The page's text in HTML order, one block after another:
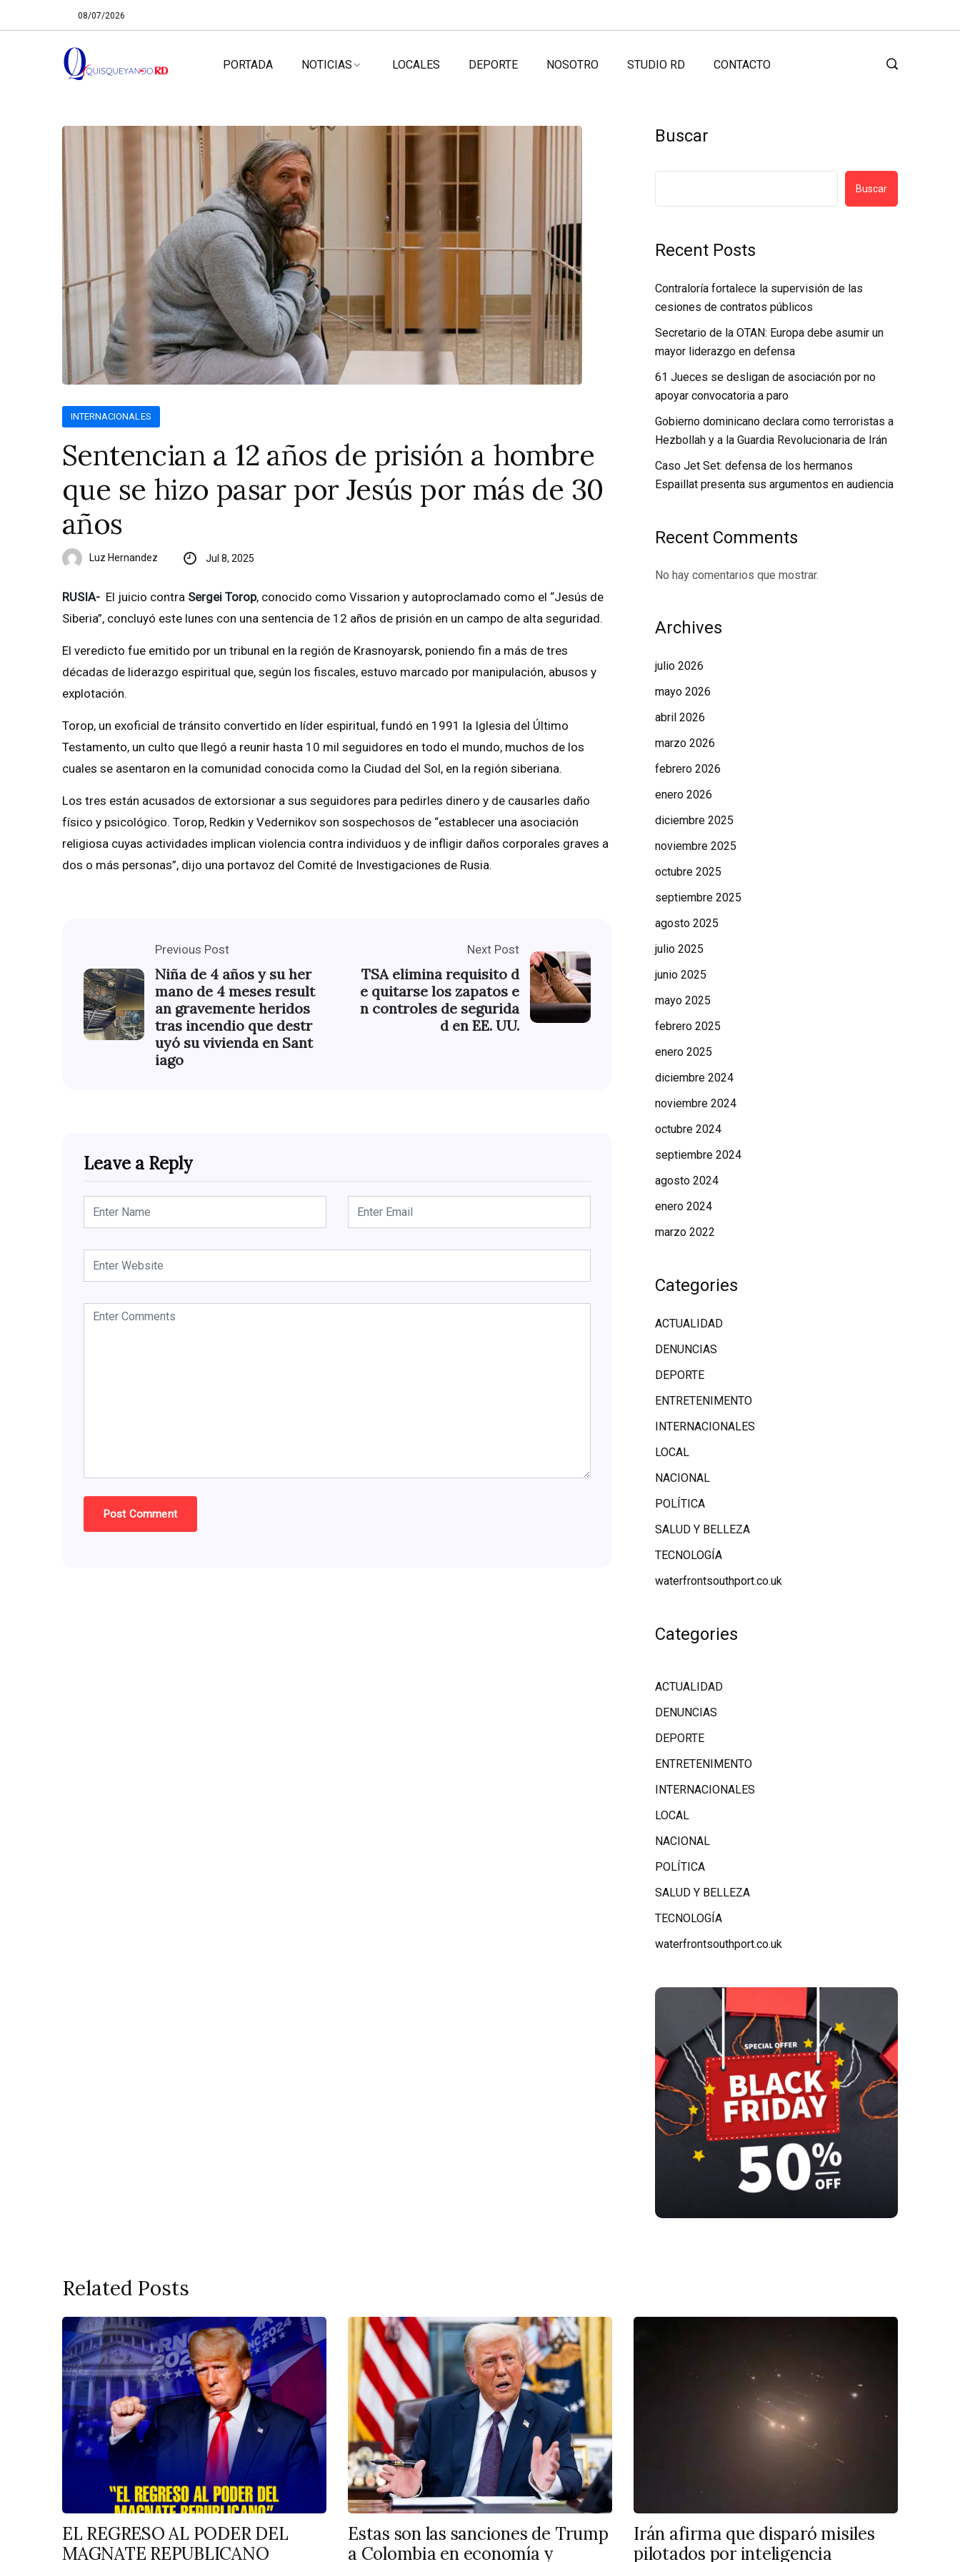
08/07/2026
PORTADA NOTICIAS LOCALES DEPORTE NOSOTRO STUDIO RD CONTACTO
INTERNACIONALES
Sentencian a 12 años de prisión a hombre
que se hizo pasar por Jesús por más de 30
años
Luz Hernandez Jul 8, 2025
RUSIA- El juicio contra Sergei Torop, conocido como Vissarion y autoproclamado como el “Jesús de
Siberia”, concluyó este lunes con una sentencia de 12 años de prisión en un campo de alta seguridad.
El veredicto fue emitido por un tribunal en la región de Krasnoyarsk, poniendo fin a más de tres
décadas de liderazgo espiritual que, según los fiscales, estuvo marcado por manipulación, abusos y
explotación.
Torop, un exoficial de tránsito convertido en líder espiritual, fundó en 1991 la Iglesia del Último
Testamento, un culto que llegó a reunir hasta 10 mil seguidores en todo el mundo, muchos de los
cuales se asentaron en la comunidad conocida como la Ciudad del Sol, en la región siberiana.
Los tres están acusados ​​de extorsionar a sus seguidores para pedirles dinero y de causarles daño
físico y psicológico. Torop, Redkin y Vedernikov son sospechosos de “establecer una asociación
religiosa cuyas actividades implican violencia contra individuos y de infligir daños corporales graves a
dos o más personas”, dijo una portavoz del Comité de Investigaciones de Rusia.
Previous Post
Niña de 4 años y su her
mano de 4 meses result
an gravemente heridos
tras incendio que destr
uyó su vivienda en Sant
iago
Next Post
TSA elimina requisito d
e quitarse los zapatos e
n controles de segurida
d en EE. UU.
Leave a Reply
Buscar
Buscar
Recent Posts
Contraloría fortalece la supervisión de las
cesiones de contratos públicos
Secretario de la OTAN: Europa debe asumir un
mayor liderazgo en defensa
61 Jueces se desligan de asociación por no
apoyar convocatoria a paro
Gobierno dominicano declara como terroristas a
Hezbollah y a la Guardia Revolucionaria de Irán
Caso Jet Set: defensa de los hermanos
Espaillat presenta sus argumentos en audiencia
Recent Comments
No hay comentarios que mostrar.
Archives
julio 2026
mayo 2026
abril 2026
marzo 2026
febrero 2026
enero 2026
diciembre 2025
noviembre 2025
octubre 2025
septiembre 2025
agosto 2025
julio 2025
junio 2025
mayo 2025
febrero 2025
enero 2025
diciembre 2024
noviembre 2024
octubre 2024
septiembre 2024
agosto 2024
enero 2024
marzo 2022
Categories
ACTUALIDAD
DENUNCIAS
DEPORTE
ENTRETENIMENTO
INTERNACIONALES
LOCAL
NACIONAL
POLÍTICA
SALUD Y BELLEZA
TECNOLOGÍA
waterfrontsouthport.co.uk
Categories
ACTUALIDAD
DENUNCIAS
DEPORTE
ENTRETENIMENTO
INTERNACIONALES
LOCAL
NACIONAL
POLÍTICA
SALUD Y BELLEZA
TECNOLOGÍA
waterfrontsouthport.co.uk
Related Posts
EL REGRESO AL PODER DEL
MAGNATE REPUBLICANO
Estas son las sanciones de Trump
a Colombia en economía y
Irán afirma que disparó misiles
pilotados por inteligencia